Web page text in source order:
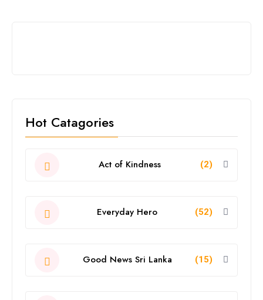
Hot Catagories
Act of Kindness (2)
Everyday Hero (52)
Good News Sri Lanka (15)